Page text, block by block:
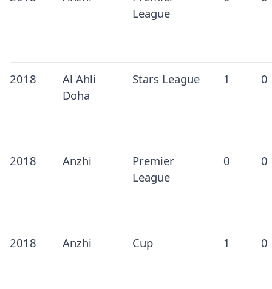
League
2018
Al Ahli
Doha
Stars League 1 0
2018 Anzhi
Premier
League
0 0
2018 Anzhi Cup 1 0